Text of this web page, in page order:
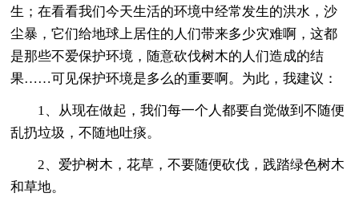
生；在看看我们今天生活的环境中经常发生的洪水，沙
尘暴，它们给地球上居住的人们带来多少灾难啊，这都
是那些不爱保护环境，随意砍伐树木的人们造成的结
果……可见保护环境是多么的重要啊。为此，我建议：
1、从现在做起，我们每一个人都要自觉做到不随便
乱扔垃圾，不随地吐痰。
2、爱护树木，花草，不要随便砍伐，践踏绿色树木
和草地。